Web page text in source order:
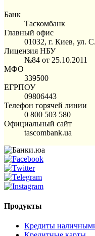
Банк
Таскомбанк
Главный офис
01032, г. Киев, ул.
Лицензия НБУ
№84 от 25.10.2011
МФО
339500
ЕГРПОУ
09806443
Телефон горячей линии
0 800 503 580
Официальный сайт
tascombank.ua
Продукты
Кредиты